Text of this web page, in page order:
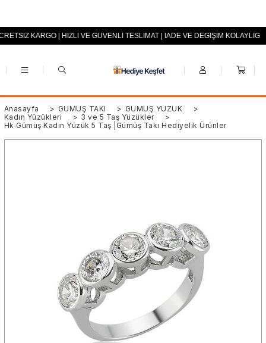
+90 (0553) 694 94 70
KARGO | HIZLI VE GÜVENLİ TESLİMAT | İADE VE DEĞİŞİM
Anasayfa > GÜMÜŞ TAKI > GÜMÜŞ YÜZÜK
>
Kadın Yüzükleri
> 3 ve 5 Taş Yüzükler
>
Hk Gümüş Kadın Yüzük 5 Taş |Gümüş Takı Hediyelik Ürünler